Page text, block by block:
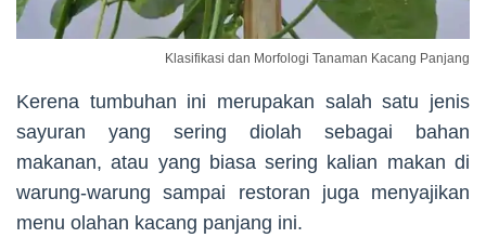
Klasifikasi dan Morfologi Tanaman Kacang Panjang
Kerena tumbuhan ini merupakan salah satu jenis
sayuran yang sering diolah sebagai bahan
makanan, atau yang biasa sering kalian makan di
warung-warung sampai restoran juga menyajikan
menu olahan kacang panjang ini.